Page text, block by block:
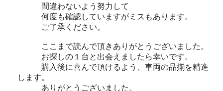
間違わないよう努力して
何度も確認していますがミスもあります。
ご了承ください。
ここまで読んで頂きありがとうございました。
お探しの１台と出会えましたら幸いです。
購入後に喜んで頂けるよう、車両の品揃を精進
します。
ありがとうございました。